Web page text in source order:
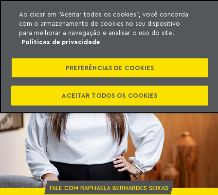
o conteúdo
Meyer
FALE COM RAPHAELA BERNARDES SEIXAS
Ao clicar em “Aceitar todos os cookies”, você concorda
com o armazenamento de cookies no seu dispositivo
para melhorar a navegação e analisar o uso do site.
Políticas de privacidade
PREFERÊNCIAS DE COOKIES
ACEITAR TODOS OS COOKIES